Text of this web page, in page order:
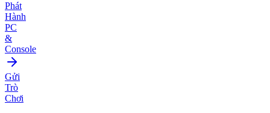
Phát
Hành
PC
&
Console
Gửi
Trò
Chơi